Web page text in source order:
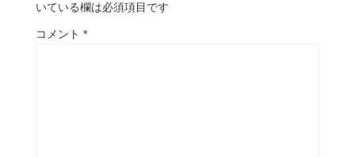
いている欄は必須項目です
コメント *